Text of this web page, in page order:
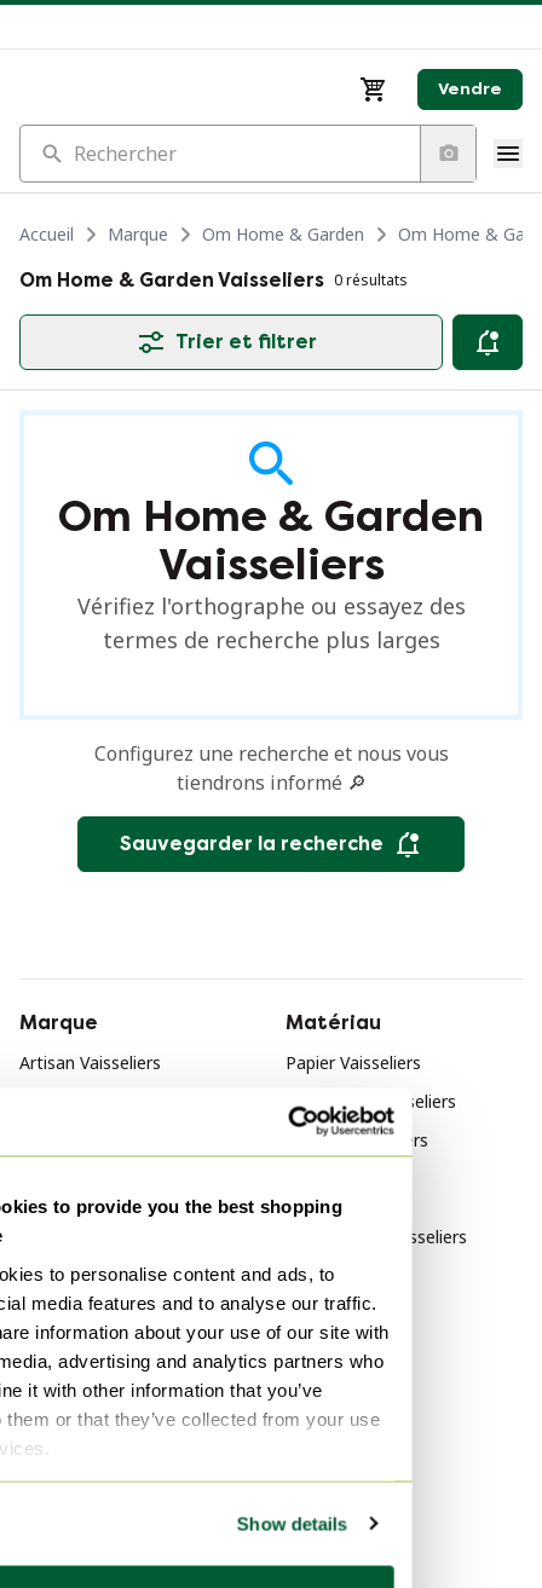
to provide you the best shopping
to personalise content and ads, to
media features and to analyse our traffic.
information about your use of our site with
advertising and analytics partners who
it with other information that you’ve
them or that they’ve collected from your use
Show details
Vendre
Rechercher
Accueil Marque Om Home & Garden
Om Home &
Om Home & Garden Vaisseliers 0 résultats
Trier et filtrer
Om Home & Garden
Vaisseliers
Vérifiez l'orthographe ou essayez des
termes de recherche plus larges
Configurez une recherche et nous vous
tiendrons informé 🔎
Sauvegarder la recherche
Marque
Artisan Vaisseliers
Style
Classique Vaisseliers
Rustique Vaisseliers
Matériau
Papier Vaisseliers
Céramique Vaisseliers
Bronze Vaisseliers
Couleur
Transparent Vaisseliers
mint Vaisseliers
Vert Vaisseliers